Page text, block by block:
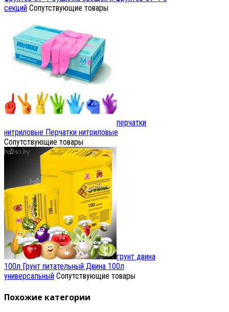
секций Сопутствующие товары
перчатки
нитриловые Перчатки нитриловые
Сопутствующие товары
грунт двина
100л Грунт питательный Двина 100л
универсальный Сопутствующие товары
Похожие категории